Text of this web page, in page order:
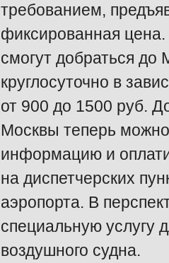
требованием,
фиксированная
смогут добраться до
круглосуточно в
от 900 до 1500 руб.
Москвы теперь
информацию и
на диспетчерских
аэропорта. В
специальную услугу
воздушного судна.